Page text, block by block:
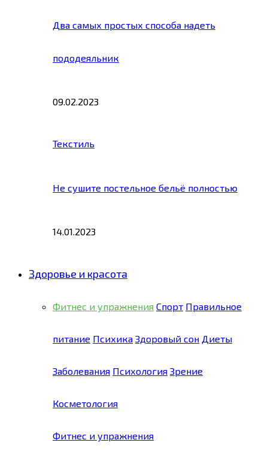
Два самых простых способа надеть
пододеяльник
09.02.2023
Текстиль
Не сушите постельное бельё полностью
14.01.2023
Здоровье и красота
Фитнес и упражнения Спорт Правильное
питание Психика Здоровый сон Диеты
Заболевания Психология Зрение
Косметология
Фитнес и упражнения